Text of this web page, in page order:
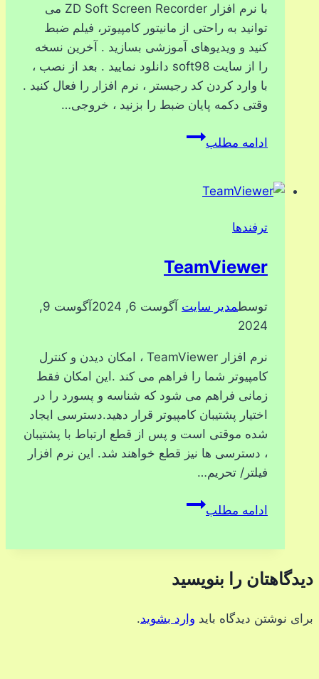
با نرم افزار ZD Soft Screen Recorder می
توانید به راحتی از مانیتور کامپیوتر، فیلم ضبط
کنید و ویدیوهای آموزشی بسازید . آخرین نسخه
را از سایت soft98 دانلود نمایید . بعد از نصب ،
با وارد کردن کد رجیستر ، نرم افزار را فعال کنید .
وقتی دکمه پایان ضبط را بزنید ، خروجی…
ادامه مطلبضبط
ZD
ترفندها
TeamViewer
توسطمدیر سایت آگوست 6, 2024
آگوست 9,
2024
نرم افزار TeamViewer ، امکان دیدن و کنترل
کامپیوتر شما را فراهم می کند .این امکان فقط
زمانی فراهم می شود که شناسه و پسورد را در
اختیار پشتیبان کامپیوتر قرار دهید.دسترسی ایجاد
شده موقتی است و پس از قطع ارتباط با پشتیبان
، دسترسی ها نیز قطع خواهند شد. این نرم افزار
فیلتر/ تحریم…
ادامه مطلبTeamViewer
دیدگاهتان را بنویسید
برای نوشتن دیدگاه باید وارد بشوید.